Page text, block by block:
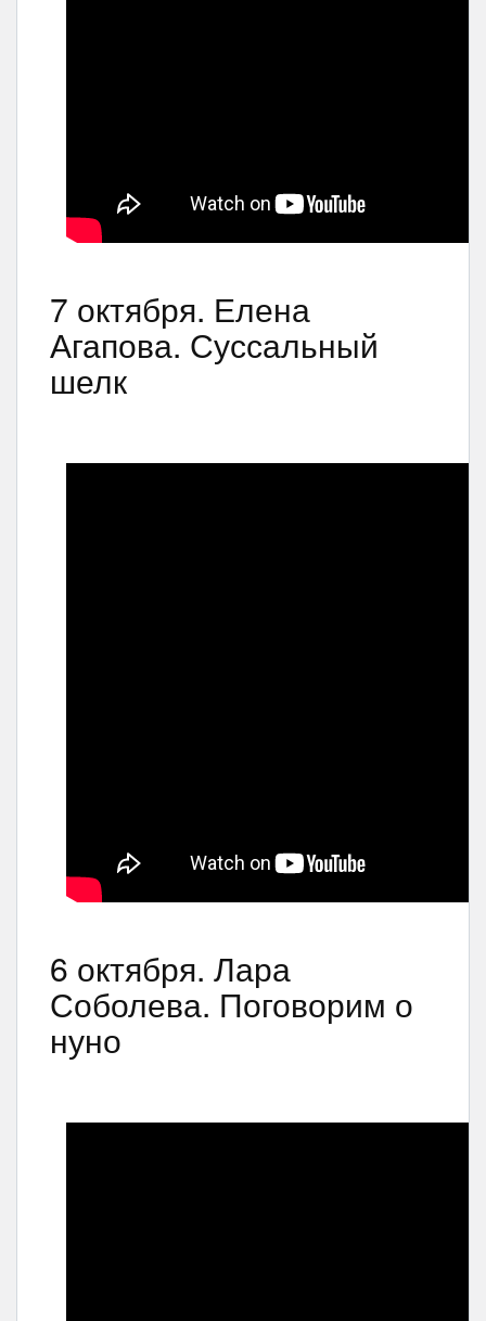
7 октября. Елена
Агапова. Суссальный
шелк
6 октября. Лара
Соболева. Поговорим о
нуно